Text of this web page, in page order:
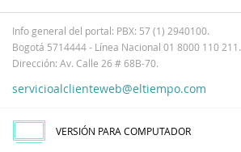
Info general del portal: PBX: 57 (1) 2940100.
Bogotá 5714444 - Línea Nacional 01 8000 110 211.
Dirección: Av. Calle 26 # 68B-70.
servicioalclienteweb@eltiempo.com
VERSIÓN PARA COMPUTADOR